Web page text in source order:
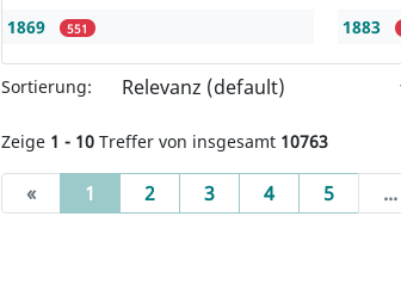
1869 551 1883
Sortierung:
Zeige 1 - 10 Treffer von insgesamt 10763
« 1 (current)
2 3 4 5 ...